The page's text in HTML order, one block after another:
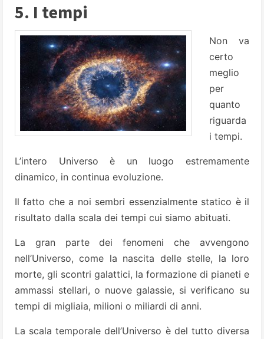
5. I tempi
Non va
certo
meglio
per
quanto
riguarda
i tempi.
L’intero Universo è un luogo estremamente
dinamico, in continua evoluzione.
Il fatto che a noi sembri essenzialmente statico è il
risultato dalla scala dei tempi cui siamo abituati.
La gran parte dei fenomeni che avvengono
nell’Universo, come la nascita delle stelle, la loro
morte, gli scontri galattici, la formazione di pianeti e
ammassi stellari, o nuove galassie, si verificano su
tempi di migliaia, milioni o miliardi di anni.
La scala temporale dell’Universo è del tutto diversa